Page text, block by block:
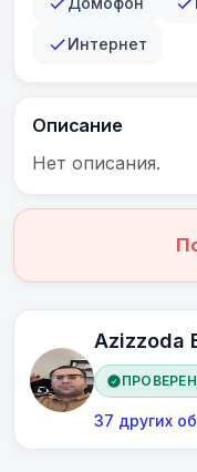
Интернет
Описание
Нет описания.
Azizzoda
37 других